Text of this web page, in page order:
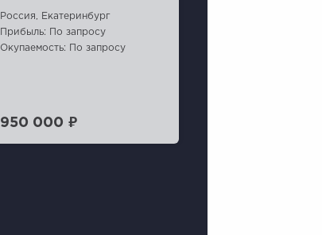
Россия, Екатеринбург
Прибыль: По запросу
Окупаемость: По запросу
950 000 ₽